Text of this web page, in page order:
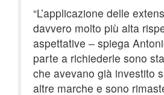
“L’applicazione delle
davvero molto più alta
aspettative – spiega
parte a richiederle sono
che avevano già investito
altre marche e sono